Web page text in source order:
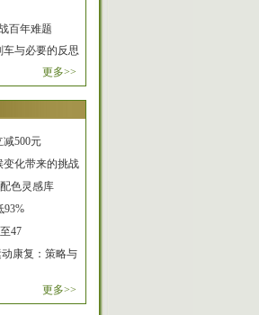
百年难题
与必要的反思
更多>>
500元
变化带来的挑战
色灵感库
93%
47
康复：策略与
更多>>